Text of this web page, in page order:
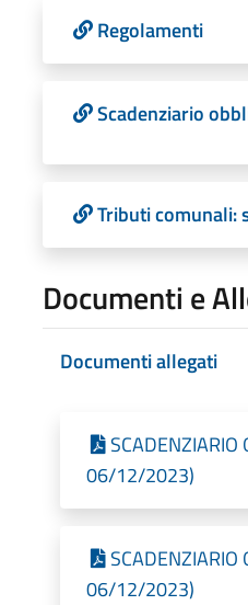
Regolamenti
Scadenziario
Tributi comunali:
Documenti e
Documenti allegati
06/12/2023)
06/12/2023)